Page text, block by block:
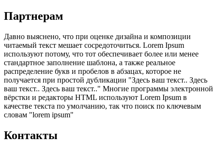
Партнерам
Давно выяснено, что при оценке дизайна и композиции
читаемый текст мешает сосредоточиться. Lorem Ipsum
используют потому, что тот обеспечивает более или менее
стандартное заполнение шаблона, а также реальное
распределение букв и пробелов в абзацах, которое не
получается при простой дубликации "Здесь ваш текст.. Здесь
ваш текст.. Здесь ваш текст.." Многие программы электронной
вёрстки и редакторы HTML используют Lorem Ipsum в
качестве текста по умолчанию, так что поиск по ключевым
словам "lorem ipsum"
Контакты